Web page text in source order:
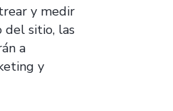
y medir
del sitio, las
a
y